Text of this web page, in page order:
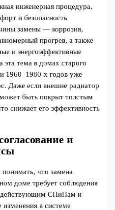
инженерная процедура,
и безопасность
замены — коррозия,
прогрев, а также
и энергоэффективные
эта тема в домах старого
1960–1980-х годов уже
Даже если внешне радиатор
быть покрыт толстым
снижает его эффективность
и
что замена
доме требует соблюдения
действующим СНиПам и
в системе